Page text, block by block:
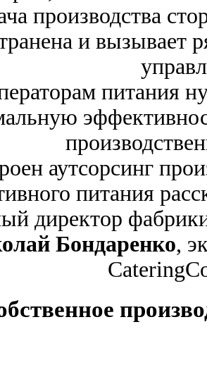
производства
и вызывает
питания
аутсорсинг
питания
директор
Бондаренко,